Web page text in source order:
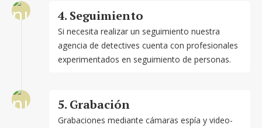
4. Seguimiento
Si necesita realizar un seguimiento nuestra
agencia de detectives cuenta con profesionales
experimentados en seguimiento de personas.
5. Grabación
Grabaciones mediante cámaras espía y video-